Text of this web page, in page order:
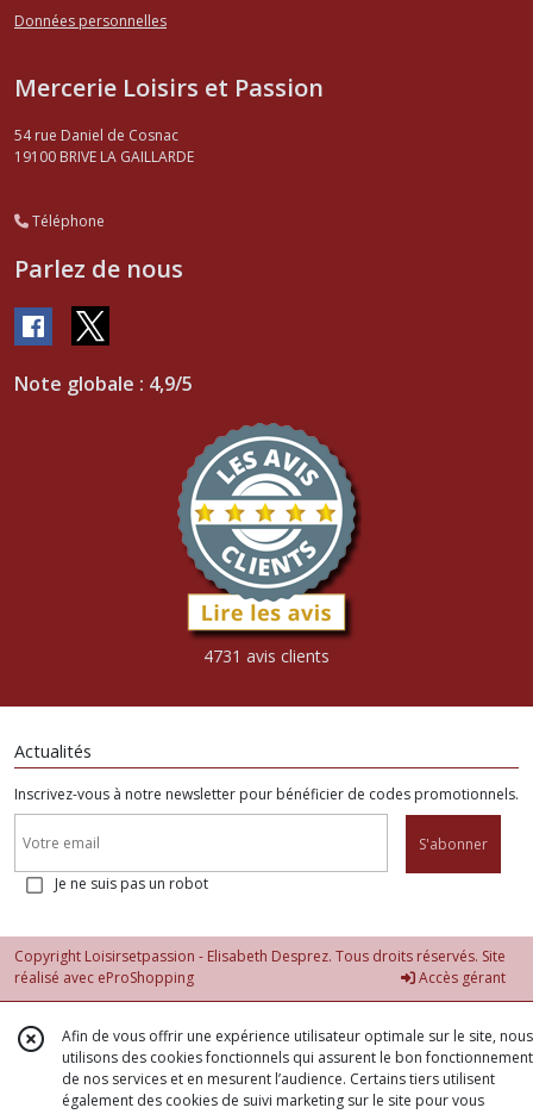
Données personnelles
Mercerie Loisirs et Passion
54 rue Daniel de Cosnac
19100 BRIVE LA GAILLARDE
Téléphone
Parlez de nous
Note globale : 4,9/5
4731 avis clients
Actualités
Inscrivez-vous à notre newsletter pour bénéficier de codes promotionnels.
S'abonner
Je ne suis pas un robot
Copyright Loisirsetpassion - Elisabeth Desprez. Tous droits réservés. Site
réalisé avec eProShopping Accès gérant
Afin de vous offrir une expérience utilisateur optimale sur le site, nous
utilisons des cookies fonctionnels qui assurent le bon fonctionnement
de nos services et en mesurent l’audience. Certains tiers utilisent
également des cookies de suivi marketing sur le site pour vous